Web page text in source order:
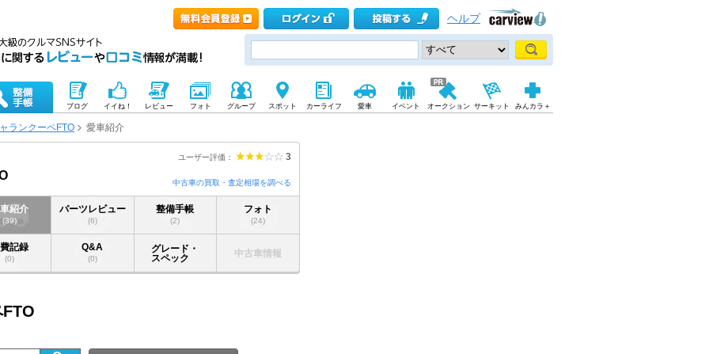
ヘルプ
ブログ イイね！ レビュー フォト グループ スポット カーライフ 愛車 イベント オークション サーキット みんカラ＋
ランクーペFTO 愛車紹介
ユーザー評価： 3
中古車の買取・査定相場を調べる
紹介
(39)
パーツレビュー
(6)
整備手帳
(2)
フォト
(24)
記録
(0)
Q&A
(0)
グレード・
スペック
中古車情報